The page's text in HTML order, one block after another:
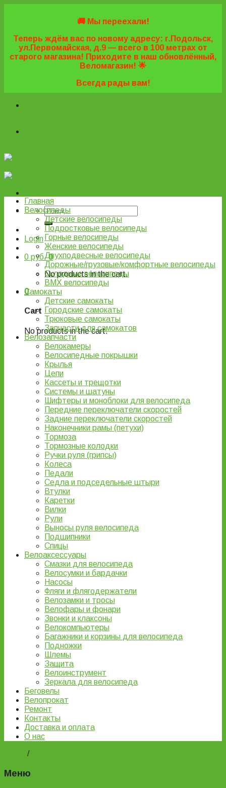
🚚 Мы переехали!
Теперь ждём вас по новому адресу: г.Подольск,
ул.Первомайская, д.9 — всего в 100 метрах от
старого магазина! Приходите в наш обновлённый,
Веломагазин! 🌟
Всегда рады вам!
Login
0 руб. 0
No products in the cart.
0
Cart
No products in the cart.
Главная
Велосипеды
Детские велосипеды
Подростковые велосипеды
Горные велосипеды
Женские велосипеды
Двухподвесные велосипеды
Дорожные/грузовые/комфортные велосипеды
Складные велосипеды
BMX велосипеды
Самокаты
Детские самокаты
Городские самокаты
Трюковые самокаты
Запчасти для самокатов
Велозапчасти
Велокамеры
Велосипедные покрышки
Крылья
Цепи
Кассеты и трещотки
Системы и шатуны
Шифтеры и моноблоки для велосипеда
Передние переключатели скоростей
Задние переключатели скоростей
Наконечники рамы (петухи)
Тормоза
Тормозные колодки
Ручки руля (грипсы)
Колеса
Педали
Седла и подседельные штыри
Втулки
Каретки
Вилки
Рули
Выносы руля велосипеда
Подшипники
Спицы
Велоаксессуары
Смазки для велосипеда
Велосумки и бардачки
Насосы
Фляги и флягодержатели
Велозамки и тросы
Велофары и фонари
Звонки и клаксоны
Велокомпьютеры
Багажники и корзины для велосипеда
Подножки
Шлемы
Защита
Велоинструмент
Зеркала для велосипеда
Беговелы
Велопрокат
Ремонт
Контакты
Доставка и оплата
О нас
/
Меню